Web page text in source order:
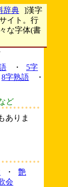
辞典 ]漢字
イト。行
な字体(書
・
5字
8字熟語
・
ど
ありま
・
艶
会